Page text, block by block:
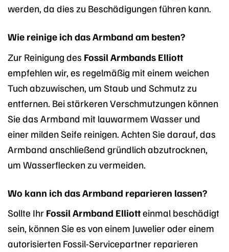
werden, da dies zu Beschädigungen führen kann.
Wie reinige ich das Armband am besten?
Zur Reinigung des Fossil Armbands Elliott
empfehlen wir, es regelmäßig mit einem weichen
Tuch abzuwischen, um Staub und Schmutz zu
entfernen. Bei stärkeren Verschmutzungen können
Sie das Armband mit lauwarmem Wasser und
einer milden Seife reinigen. Achten Sie darauf, das
Armband anschließend gründlich abzutrocknen,
um Wasserflecken zu vermeiden.
Wo kann ich das Armband reparieren lassen?
Sollte Ihr Fossil Armband Elliotteinmal beschädigt
sein, können Sie es von einem Juwelier oder einem
autorisierten Fossil-Servicepartner reparieren